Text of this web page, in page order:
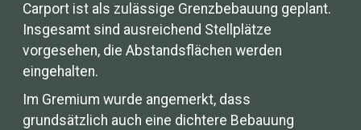
Carport ist als zulässige Grenzbebauung geplant.
Insgesamt sind ausreichend Stellplätze
vorgesehen, die Abstandsflächen werden
eingehalten.
Im Gremium wurde angemerkt, dass
grundsätzlich auch eine dichtere Bebauung